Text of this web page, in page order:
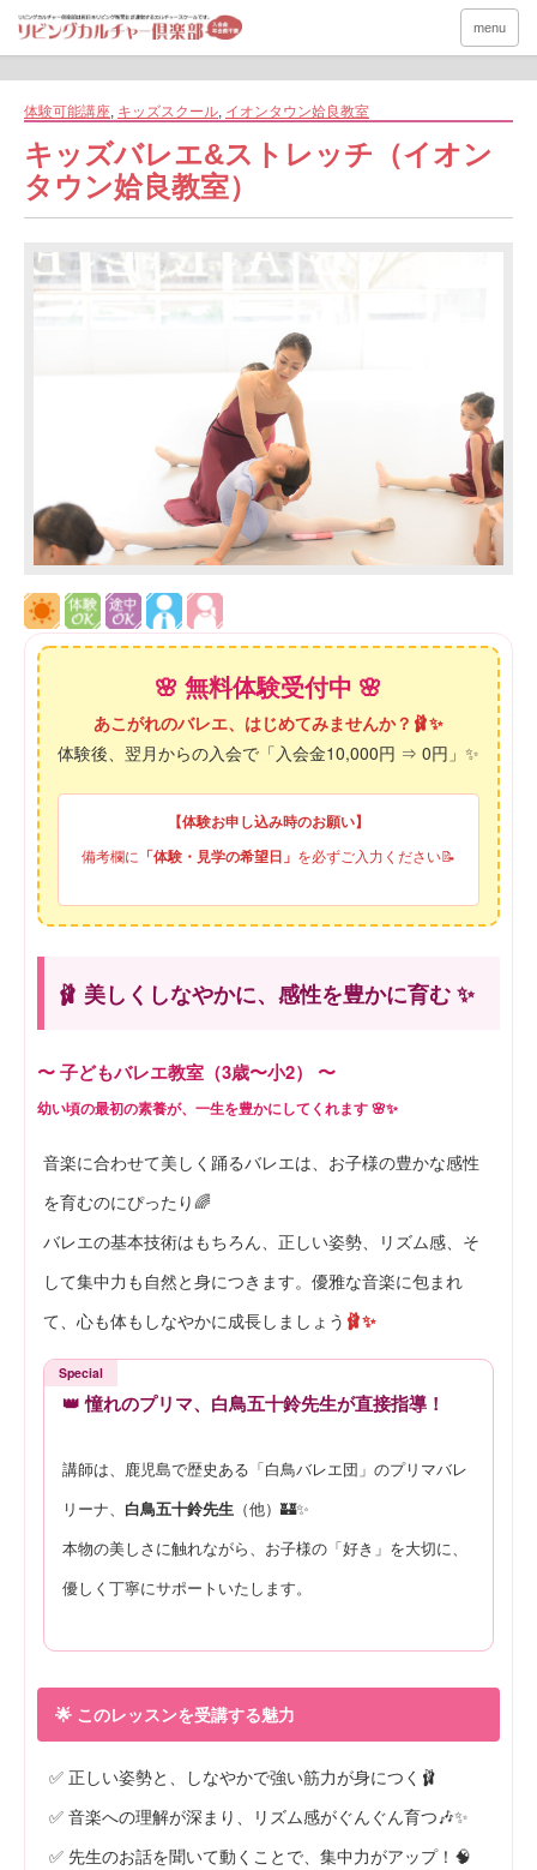
menu
体験可能講座, キッズスクール, イオンタウン姶良教室
キッズバレエ&ストレッチ（イオン
タウン姶良教室）
🌸 無料体験受付中 🌸
あこがれのバレエ、はじめてみませんか？🩰✨
体験後、翌月からの入会で「入会金10,000円 ⇒ 0円」✨
【体験お申し込み時のお願い】
備考欄に 「体験・見学の希望日」 を必ずご入力ください📝
🩰 美しくしなやかに、感性を豊かに育む ✨
〜 子どもバレエ教室（3歳〜小2） 〜
幼い頃の最初の素養が、一生を豊かにしてくれます 🌸✨
音楽に合わせて美しく踊るバレエは、お子様の豊かな感性
を育むのにぴったり🌈
バレエの基本技術はもちろん、正しい姿勢、リズム感、そ
して集中力も自然と身につきます。優雅な音楽に包まれ
て、心も体もしなやかに成長しましょう 🩰✨
Special
👑 憧れのプリマ、白鳥五十鈴先生が直接指導！
講師は、鹿児島で歴史ある「白鳥バレエ団」のプリマバレ
リーナ、 白鳥五十鈴先生 （他）🏰✨
本物の美しさに触れながら、お子様の「好き」を大切に、
優しく丁寧にサポートいたします。
🌟 このレッスンを受講する魅力
✅ 正しい姿勢と、しなやかで強い筋力が身につく🩰
✅ 音楽への理解が深まり、リズム感がぐんぐん育つ🎶✨
✅ 先生のお話を聞いて動くことで、集中力がアップ！🧠